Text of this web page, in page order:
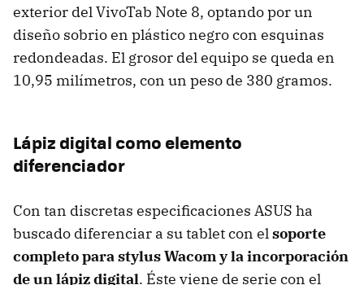
exterior del VivoTab Note 8, optando por un
diseño sobrio en plástico negro con esquinas
redondeadas. El grosor del equipo se queda en
10,95 milímetros, con un peso de 380 gramos.
Lápiz digital como elemento
diferenciador
Con tan discretas especificaciones ASUS ha
buscado diferenciar a su tablet con elsoporte
completo para stylus Wacom y la incorporación
de un lápiz digital. Éste viene de serie con el